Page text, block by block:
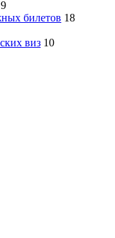
билетов 18
виз 10